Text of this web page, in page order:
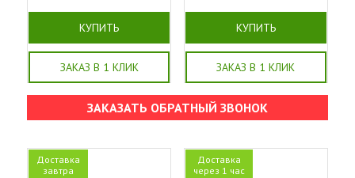
КУПИТЬ
ЗАКАЗ В 1 КЛИК
КУПИТЬ
ЗАКАЗ В 1 КЛИК
ЗАКАЗАТЬ ОБРАТНЫЙ ЗВОНОК
Доставка
завтра
Доставка
через 1 час